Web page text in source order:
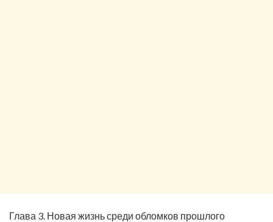
Глава 3. Новая жизнь среди обломков прошлого